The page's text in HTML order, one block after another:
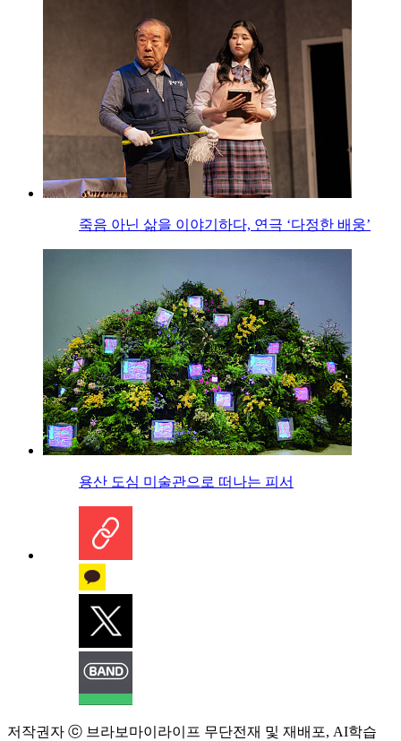
죽음 아닌 삶을 이야기하다, 연극 ‘다정한 배웅’
용산 도심 미술관으로 떠나는 피서
저작권자 ⓒ 브라보마이라이프 무단전재 및 재배포, AI학습